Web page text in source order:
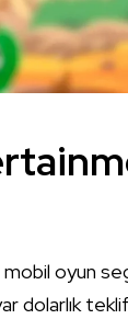
mobil oyun
dolarlık